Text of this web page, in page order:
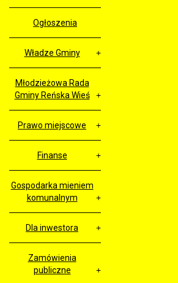
Ogłoszenia
Władze Gminy
Młodzieżowa Rada
Gminy Reńska Wieś
Prawo miejscowe
Finanse
Gospodarka mieniem
komunalnym
Dla inwestora
Zamówienia
publiczne